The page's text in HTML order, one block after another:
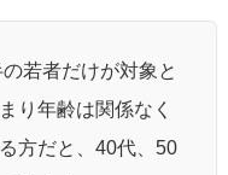
若者だけが対象と
り年齢は関係なく
方だと、40代、50